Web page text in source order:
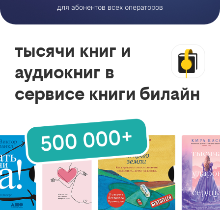
для абонентов всех операторов
тысячи книг и
аудиокниг в
сервисе книги билайн